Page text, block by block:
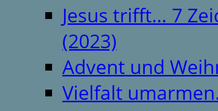
Jesus trifft… 7
(2023)
Advent und
Vielfalt